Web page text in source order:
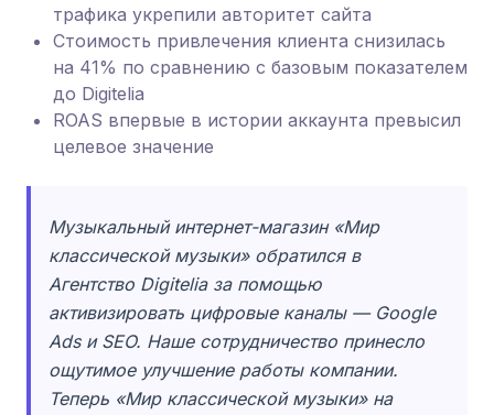
трафика укрепили авторитет сайта
Стоимость привлечения клиента снизилась
на 41% по сравнению с базовым показателем
до Digitelia
ROAS впервые в истории аккаунта превысил
целевое значение
Музыкальный интернет-магазин «Мир
классической музыки» обратился в
Агентство Digitelia за помощью
активизировать цифровые каналы — Google
Ads и SEO. Наше сотрудничество принесло
ощутимое улучшение работы компании.
Теперь «Мир классической музыки» на